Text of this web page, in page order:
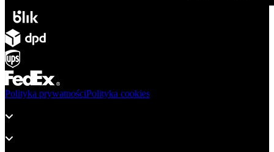
Polityka prywatnościPolityka cookies